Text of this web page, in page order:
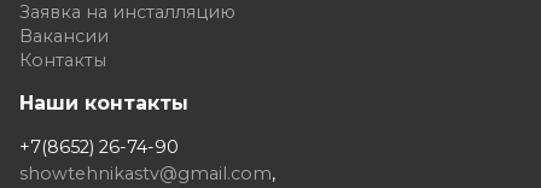
Заявка на инсталляцию
Вакансии
Контакты
Наши контакты
+7(8652) 26-74-90
showtehnikastv@gmail.com,